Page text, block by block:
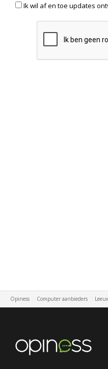
Ik wil af en toe updates
Opiness Computer aanbieders